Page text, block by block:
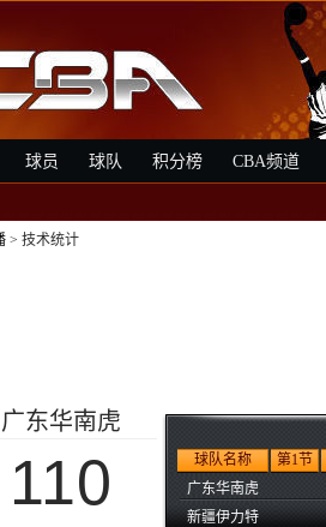
球员 球队 积分榜 CBA频道
> 技术统计
广东华南虎
110 球队名称
第1节
广东华南虎
新疆伊力特